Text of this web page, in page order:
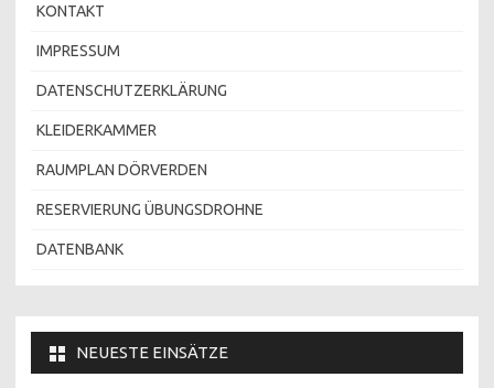
KONTAKT
IMPRESSUM
DATENSCHUTZERKLÄRUNG
KLEIDERKAMMER
RAUMPLAN DÖRVERDEN
RESERVIERUNG ÜBUNGSDROHNE
DATENBANK
NEUESTE EINSÄTZE